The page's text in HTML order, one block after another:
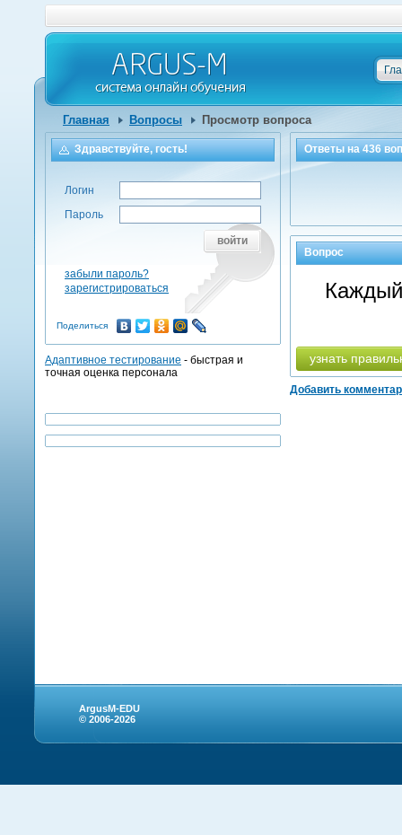
Главная Вопросы Просмотр вопроса
Ответы на436
Вопрос
узнать
Добавить
Здравствуйте, гость!
Логин
Пароль
войти
забыли пароль?
зарегистрироваться
Поделиться
Адаптивное тестирование - быстрая и
точная оценка персонала
ArgusM-EDU
© 2006-2026